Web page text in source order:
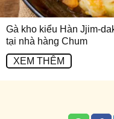
Gà kho kiểu Hàn Jjim-
tại nhà hàng Chum
XEM THÊM